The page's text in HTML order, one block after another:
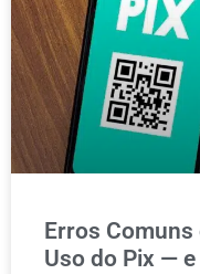
Erros
Uso do Pix —